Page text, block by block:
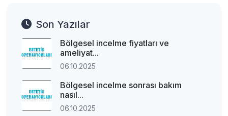
Son Yazılar
Bölgesel incelme fiyatları ve
ameliyat...
06.10.2025
Bölgesel incelme sonrası bakım
nasıl...
06.10.2025